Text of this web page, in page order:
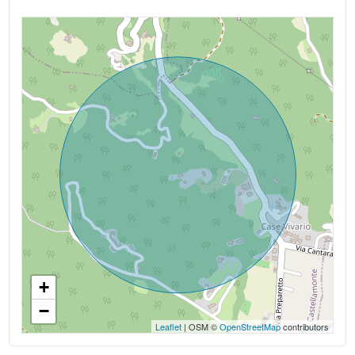
Alimentazione acqua calda: GPL
Alimentazione gas cucina: GPL
Indip su lati: 4
Ristrutturazione: 1995-2018
Stato del tetto: Nuovo nel 1995
Spese Riscaldamento/anno: ND auotonomo
Spese Condominiali/anno: Assenti
Altitudine mslm: 400 mslm
Strada sterrata
Acqua: Allacciata
+
−
Leaflet| OSM ©OpenStreetMapcontributors